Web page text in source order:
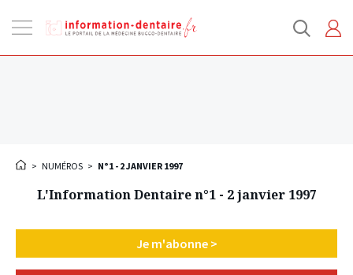
la
> NUMÉROS > N°1 - 2 JANVIER 1997
L'Information Dentaire n°1 - 2 janvier 1997
Je m'abonne >